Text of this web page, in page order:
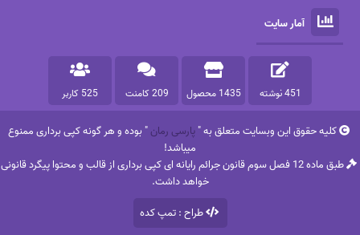
آمار سایت
451 نوشته 1435 محصول 209 کامنت 525 کاربر
کلیه حقوق این وبسایت متعلق به "پارسی رمان" بوده و هر گونه کپی برداری ممنوع
میباشد!
طبق ماده 12 فصل سوم قانون جرائم رایانه ای کپی برداری از قالب و محتوا پیگرد قانونی
خواهد داشت.
طراح : تمپ کده